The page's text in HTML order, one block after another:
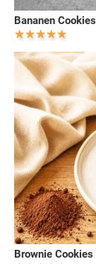
Bananen Cookies
Brownie Cookies